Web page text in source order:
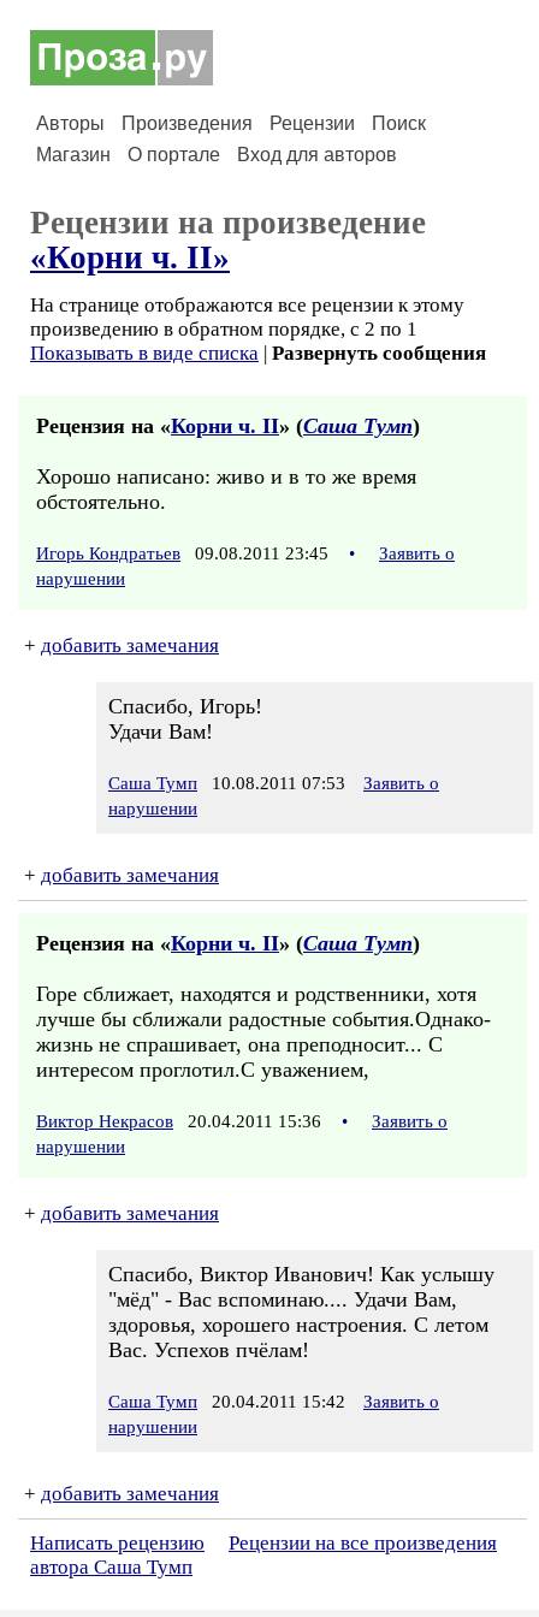
Авторы Произведения Рецензии
Поиск
Магазин
О портале Вход для авторов
Рецензии на произведение
«Корни ч. II»
На странице отображаются все рецензии к этому
произведению в обратном порядке, с 2 по 1
Показывать в виде списка | Развернуть сообщения
Рецензия на «Корни ч. II» (Саша Тумп)
Хорошо написано: живо и в то же время
обстоятельно.
Игорь Кондратьев 09.08.2011 23:45 •
Заявить о
нарушении
+ добавить замечания
Спасибо, Игорь!
Удачи Вам!
Саша Тумп 10.08.2011 07:53
Заявить о
нарушении
+ добавить замечания
Рецензия на «Корни ч. II» (Саша Тумп)
Горе сближает, находятся и родственники, хотя
лучше бы сближали радостные события.Однако-
жизнь не спрашивает, она преподносит... С
интересом проглотил.С уважением,
Виктор Некрасов 20.04.2011 15:36 •
Заявить о
нарушении
+ добавить замечания
Спасибо, Виктор Иванович! Как услышу
"мёд" - Вас вспоминаю.... Удачи Вам,
здоровья, хорошего настроения. С летом
Вас. Успехов пчёлам!
Саша Тумп 20.04.2011 15:42
Заявить о
нарушении
+ добавить замечания
Написать рецензию
Рецензии на все произведения
автора Саша Тумп